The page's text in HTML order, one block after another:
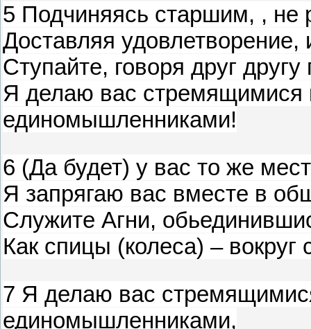
5 Подчиняясь старшим, , не
Доставляя
Ступайте, говоря друг
Я делаю вас стремящимися
единомышленниками!
6 (Да будет) у вас то же
Я запрягаю вас вместе в
Служите Агни,
Как спицы (колеса) – вокруг
7 Я делаю вас
единомышленниками,